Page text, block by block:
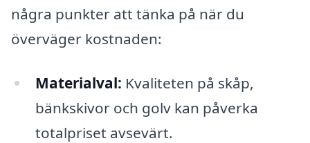
några punkter att tänka på när du
överväger kostnaden:
Materialval: Kvaliteten på skåp,
bänkskivor och golv kan påverka
totalpriset avsevärt.